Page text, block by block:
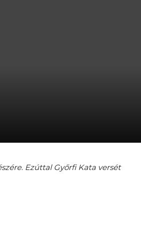
Ezúttal Győrfi Kata versét